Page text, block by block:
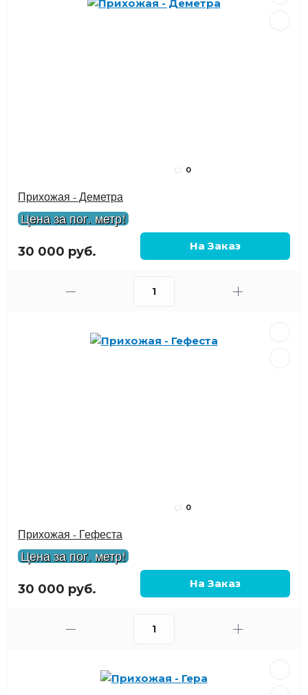
0
Прихожая - Деметра
Цена за пог. метр!
30 000 руб.
0
Прихожая - Гефеста
Цена за пог. метр!
30 000 руб.